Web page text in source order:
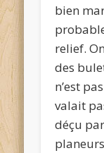
bien
relief.
des
n’est
valait
déçu